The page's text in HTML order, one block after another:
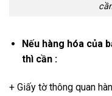
Nếu hàng hóa của
thì cần :
+ Giấy tờ thông quan